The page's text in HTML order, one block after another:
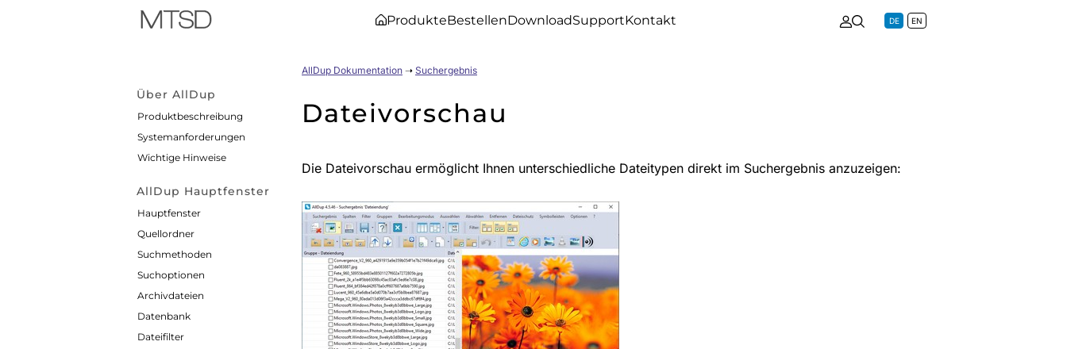
ProdukteBestellenDownloadSupportKontakt DE EN
Über AllDup
Produktbeschreibung
Systemanforderungen
Wichtige Hinweise
AllDup Hauptfenster
Hauptfenster
Quellordner
Suchmethoden
Suchoptionen
Archivdateien
Datenbank
Dateifilter
AllDup Dokumentation ➝ Suchergebnis
Dateivorschau
Die Dateivorschau ermöglicht Ihnen unterschiedliche Dateitypen direkt im Suchergebnis anzuzeigen: